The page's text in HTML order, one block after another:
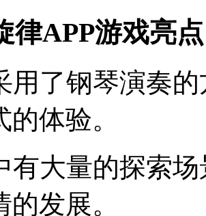
律APP游戏亮
用了钢琴演奏
体验。
有大量的探索
发展。